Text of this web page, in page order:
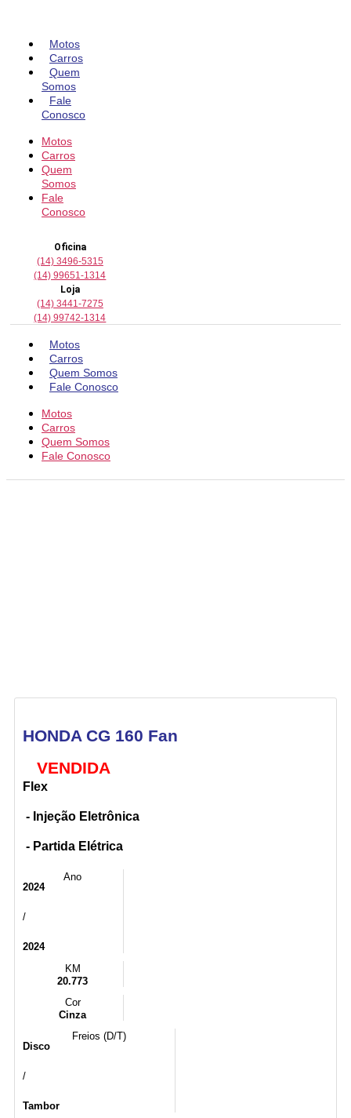
conteúdo
Motos
Carros
Quem
Somos
Fale
Conosco
Motos
Carros
Quem
Somos
Fale
Conosco
Oficina
(14) 3496-5315
(14) 99651-1314
Loja
(14) 3441-7275
(14) 99742-1314
Motos
Carros
Quem Somos
Fale Conosco
Motos
Carros
Quem Somos
Fale Conosco
HONDA CG 160 Fan
VENDIDA
Flex
- Injeção Eletrônica
- Partida Elétrica
Ano
2024
/
2024
KM
20.773
Cor
Cinza
Freios (D/T)
Disco
/
Tambor